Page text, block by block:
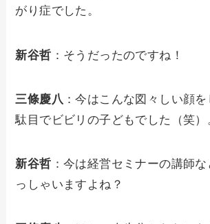
がり症でした。
新谷哲 ：そうだったのですね！
三條慶八 ：今はこんな図々しい顔を
駄目でビビリの子どもでした（笑）
新谷哲 ：今は経営セミナーの講師
っしゃいますよね？